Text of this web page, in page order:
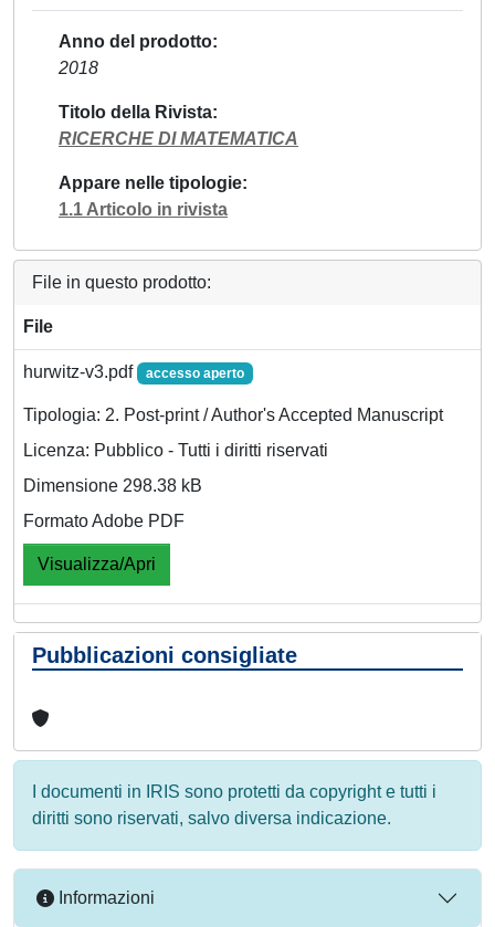
Anno del prodotto
2018
Titolo della Rivista
RICERCHE DI MATEMATICA
Appare nelle tipologie
1.1 Articolo in rivista
File in questo prodotto:
File
hurwitz-v3.pdf accesso aperto
Tipologia: 2. Post-print / Author's Accepted Manuscript
Licenza: Pubblico - Tutti i diritti riservati
Dimensione 298.38 kB
Formato Adobe PDF
Visualizza/Apri
Pubblicazioni consigliate
I documenti in IRIS sono protetti da copyright e tutti i
diritti sono riservati, salvo diversa indicazione.
Informazioni